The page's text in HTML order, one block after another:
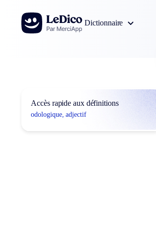
Aller au contenu
Dictionnaire
Accès rapide aux définitions
odologique, adjectif